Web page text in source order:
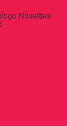
Novelties